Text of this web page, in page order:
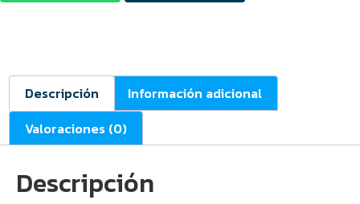
Descripción
Información adicional
Valoraciones (0)
Descripción